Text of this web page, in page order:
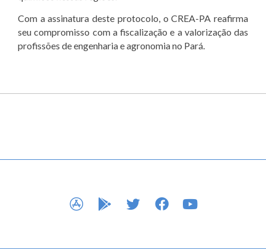
Com a assinatura deste protocolo, o CREA-PA reafirma
seu compromisso com a fiscalização e a valorização das
profissões de engenharia e agronomia no Pará.
APP STOREGOOGLE PLAY
TWITTERFACEBOOK